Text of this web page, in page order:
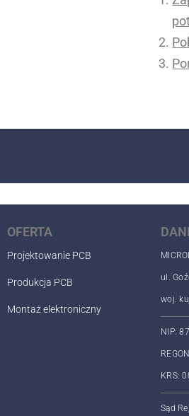
OFERTA
Projektowanie PCB
Produkcja PCB
Montaż elektroniczny
ul.
woj.
NIP:
KRS:
Sąd